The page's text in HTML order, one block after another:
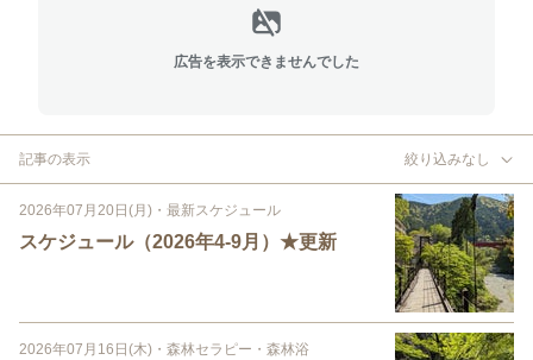
広告を表示できませんでした
記事の表示 絞り込みなし
2026年07月20日(月) ・ 最新スケジュール
スケジュール（2026年4-9月）★更新
2026年07月16日(木) ・ 森林セラピー・森林浴